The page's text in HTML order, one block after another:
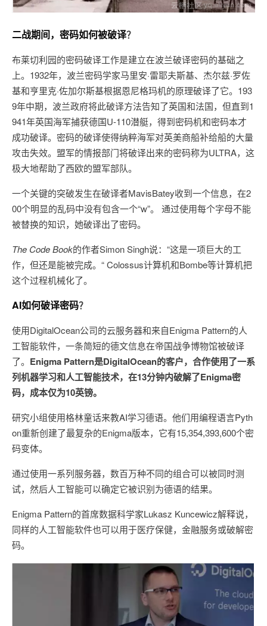
二战期间，密码如何被破译？
布莱切利园的密码破译工作是建立在波兰破译密码的基础之
上。1932年，波兰密码学家马里安·雷耶夫斯基、杰尔兹·罗佐
基和亨里克·佐加尔斯基根据恩尼格玛机的原理破译了它。193
9年中期，波兰政府将此破译方法告知了英国和法国，但直到1
941年英国海军捕获德国U-110潜艇，得到密码机和密码本才
成功破译。密码的破译使得纳粹海军对英美商船补给船的大量
攻击失效。盟军的情报部门将破译出来的密码称为ULTRA，这
极大地帮助了西欧的盟军部队。
一个关键的突破发生在破译者MavisBatey收到一个信息，在2
00个明显的乱码中没有包含一个“w”。 通过使用每个字母不能
被替换的知识，她破译出了密码。
The Code Book的作者Simon Singh说：“这是一项巨大的工
作，但还是能被完成。“ Colossus计算机和Bombe等计算机把
这个过程机械化了。
AI如何破译密码？
使用DigitalOcean公司的云服务器和来自Enigma Pattern的人
工智能软件，一条简短的德文信息在帝国战争博物馆被破译
了。 Enigma Pattern是DigitalOcean的客户，合作使用了一系
列机器学习和人工智能技术，在13分钟内破解了Enigma密
码，成本仅为10英镑。
研究小组使用格林童话来教AI学习德语。他们用编程语言Pyth
on重新创建了最复杂的Enigma版本，它有15,354,393,600个密
码变体。
通过使用一系列服务器，数百万种不同的组合可以被同时测
试，然后人工智能可以确定它被识别为德语的结果。
Enigma Pattern的首席数据科学家Lukasz Kuncewicz解释说，
同样的人工智能软件也可以用于医疗保健，金融服务或破解密
码。